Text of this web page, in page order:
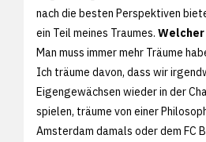
nach die besten Perspektiven
ein Teil meines Traumes. Welcher
Man muss immer mehr Träume
Ich träume davon, dass wir
Eigengewächsen wieder in der
spielen, träume von einer
Amsterdam damals oder dem FC